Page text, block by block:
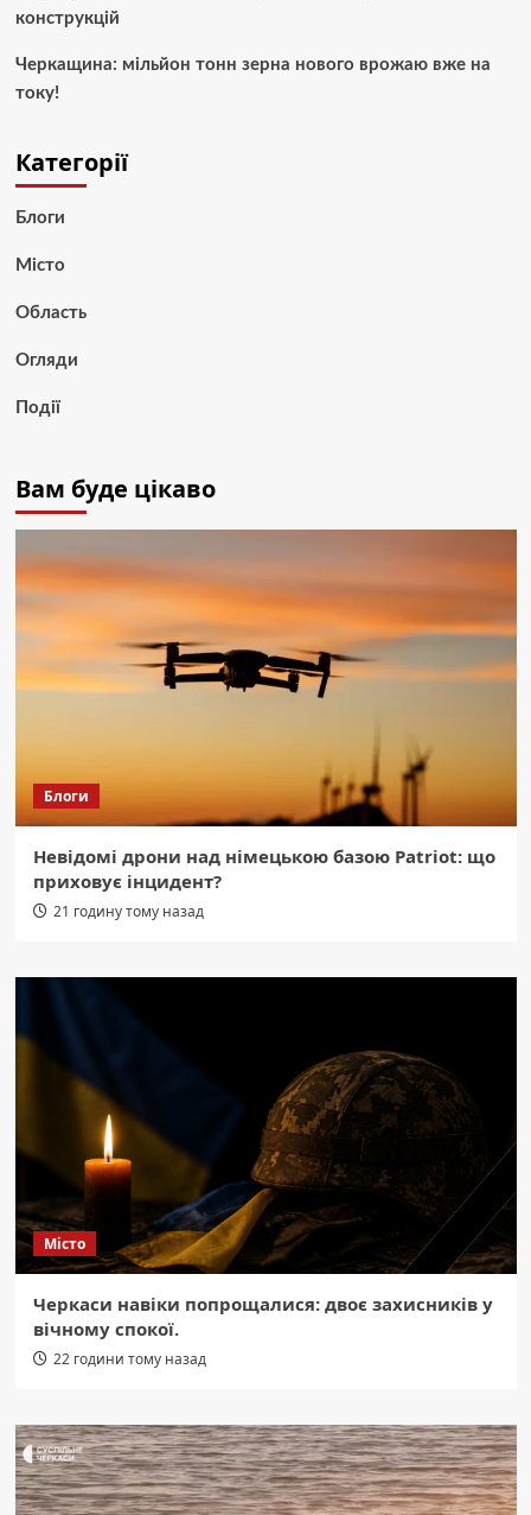
конструкцій
Черкащина: мільйон тонн зерна нового врожаю вже на
току!
Категорії
Блоги
Місто
Область
Огляди
Події
Вам буде цікаво
Блоги
Невідомі дрони над німецькою базою Patriot: що
приховує інцидент?
21 годину тому назад
Місто
Черкаси навіки попрощалися: двоє захисників у
вічному спокої.
22 години тому назад